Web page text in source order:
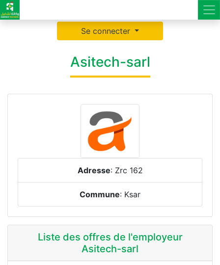
Se connecter
Asitech-sarl
Adresse: Zrc 162
Commune: Ksar
Liste des offres de l'employeur
Asitech-sarl